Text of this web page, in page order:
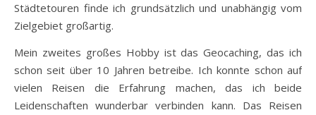
Städtetouren finde ich grundsätzlich und unabhängig vom
Zielgebiet großartig.
Mein zweites großes Hobby ist das Geocaching, das ich
schon seit über 10 Jahren betreibe. Ich konnte schon auf
vielen Reisen die Erfahrung machen, das ich beide
Leidenschaften wunderbar verbinden kann. Das Reisen